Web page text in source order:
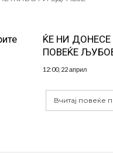
ЌЕ НИ
ПОВЕЌЕ
12:00, 22 април
Вчитај повеќе